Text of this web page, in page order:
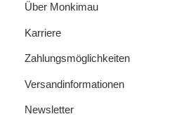
Über Monkimau
Karriere
Zahlungsmöglichkeiten
Versandinformationen
Newsletter